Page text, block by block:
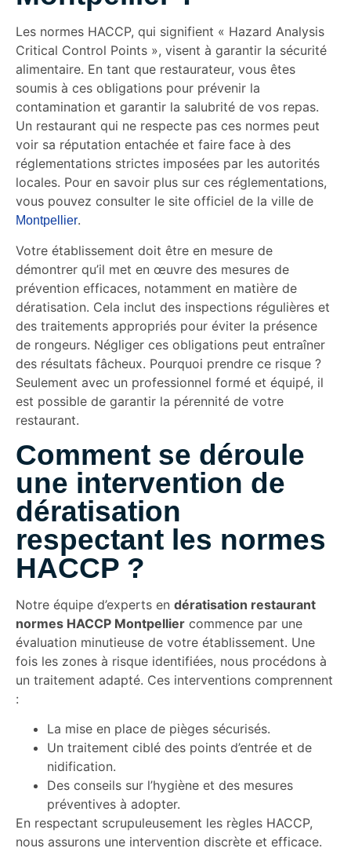
Les normes HACCP, qui signifient « Hazard Analysis
Critical Control Points », visent à garantir la sécurité
alimentaire. En tant que restaurateur, vous êtes
soumis à ces obligations pour prévenir la
contamination et garantir la salubrité de vos repas.
Un restaurant qui ne respecte pas ces normes peut
voir sa réputation entachée et faire face à des
réglementations strictes imposées par les autorités
locales. Pour en savoir plus sur ces réglementations,
vous pouvez consulter le site officiel de la ville de
Montpellier.
Votre établissement doit être en mesure de
démontrer qu’il met en œuvre des mesures de
prévention efficaces, notamment en matière de
dératisation. Cela inclut des inspections régulières et
des traitements appropriés pour éviter la présence
de rongeurs. Négliger ces obligations peut entraîner
des résultats fâcheux. Pourquoi prendre ce risque ?
Seulement avec un professionnel formé et équipé, il
est possible de garantir la pérennité de votre
restaurant.
Comment se déroule
une intervention de
dératisation
respectant les normes
HACCP ?
Notre équipe d’experts en dératisation restaurant
normes HACCP Montpellier commence par une
évaluation minutieuse de votre établissement. Une
fois les zones à risque identifiées, nous procédons à
un traitement adapté. Ces interventions comprennent
:
La mise en place de pièges sécurisés.
Un traitement ciblé des points d’entrée et de
nidification.
Des conseils sur l’hygiène et des mesures
préventives à adopter.
En respectant scrupuleusement les règles HACCP,
nous assurons une intervention discrète et efficace.